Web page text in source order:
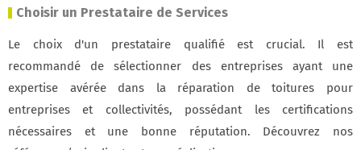
Choisir un Prestataire de Services
Le choix d'un prestataire qualifié est crucial. Il est
recommandé de sélectionner des entreprises ayant une
expertise avérée dans la réparation de toitures pour
entreprises et collectivités, possédant les certifications
nécessaires et une bonne réputation. Découvrez nos